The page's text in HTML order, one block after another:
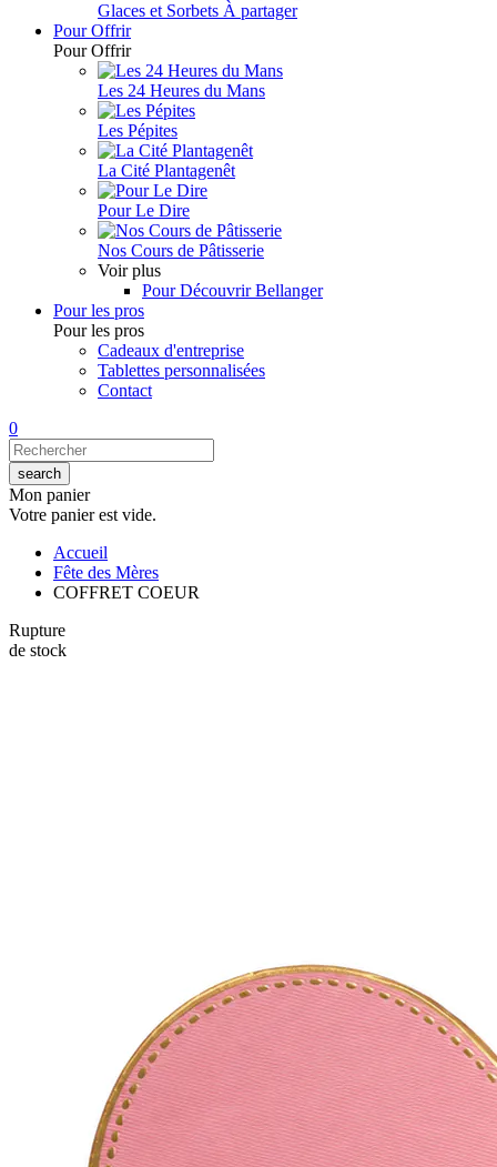
Glaces et Sorbets À partager
Pour Offrir
Pour Offrir
Les 24 Heures du Mans
Les Pépites
La Cité Plantagenêt
Pour Le Dire
Nos Cours de Pâtisserie
Voir plus
Pour Découvrir Bellanger
Pour les pros
Pour les pros
Cadeaux d'entreprise
Tablettes personnalisées
Contact
0
Mon panier
Votre panier est vide.
Accueil
Fête des Mères
COFFRET COEUR
Rupture
de stock